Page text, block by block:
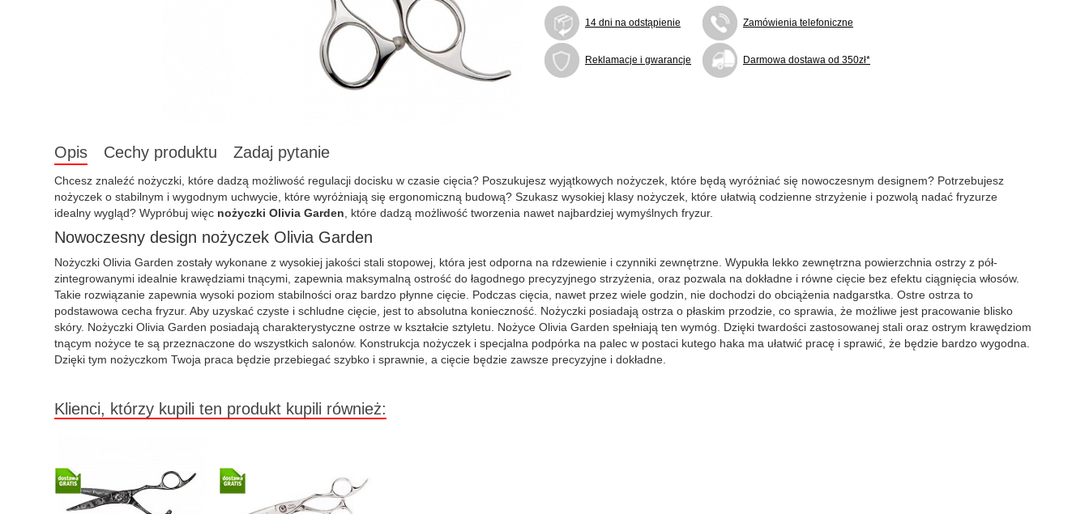
14 dni na odstąpienie Zamówienia telefoniczne
Reklamacje i gwarancje Darmowa dostawa od 350zł*
Opis Cechy produktu Zadaj pytanie
Chcesz znaleźć nożyczki, które dadzą możliwość regulacji docisku w czasie cięcia? Poszukujesz wyjątkowych nożyczek, które będą wyróżniać się nowoczesnym designem? Potrzebujesz
nożyczek o stabilnym i wygodnym uchwycie, które wyróżniają się ergonomiczną budową? Szukasz wysokiej klasy nożyczek, które ułatwią codzienne strzyżenie i pozwolą nadać fryzurze
idealny wygląd? Wypróbuj więc nożyczki Olivia Garden , które dadzą możliwość tworzenia nawet najbardziej wymyślnych fryzur.
Nowoczesny design nożyczek Olivia Garden
Nożyczki Olivia Garden zostały wykonane z wysokiej jakości stali stopowej, która jest odporna na rdzewienie i czynniki zewnętrzne. Wypukła lekko zewnętrzna powierzchnia ostrzy z pół-
zintegrowanymi idealnie krawędziami tnącymi, zapewnia maksymalną ostrość do łagodnego precyzyjnego strzyżenia, oraz pozwala na dokładne i równe cięcie bez efektu ciągnięcia włosów.
Takie rozwiązanie zapewnia wysoki poziom stabilności oraz bardzo płynne cięcie. Podczas cięcia, nawet przez wiele godzin, nie dochodzi do obciążenia nadgarstka. Ostre ostrza to
podstawowa cecha fryzur. Aby uzyskać czyste i schludne cięcie, jest to absolutna konieczność. Nożyczki posiadają ostrza o płaskim przodzie, co sprawia, że możliwe jest pracowanie blisko
skóry. Nożyczki Olivia Garden posiadają charakterystyczne ostrze w kształcie sztyletu. Nożyce Olivia Garden spełniają ten wymóg. Dzięki twardości zastosowanej stali oraz ostrym krawędziom
tnącym nożyce te są przeznaczone do wszystkich salonów. Konstrukcja nożyczek i specjalna podpórka na palec w postaci kutego haka ma ułatwić pracę i sprawić, że będzie bardzo wygodna.
Dzięki tym nożyczkom Twoja praca będzie przebiegać szybko i sprawnie, a cięcie będzie zawsze precyzyjne i dokładne.
Klienci, którzy kupili ten produkt kupili również: